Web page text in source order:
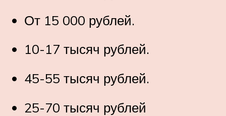
От 15 000 рублей.
10-17 тысяч рублей.
45-55 тысяч рублей.
25-70 тысяч рублей